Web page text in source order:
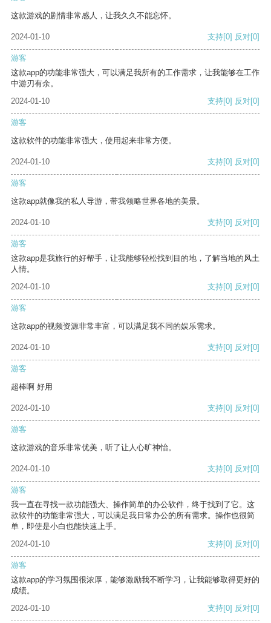
这款游戏的剧情非常感人，让我久久不能忘怀。
2024-01-10 支持[0] 反对[0]
游客
这款app的功能非常强大，可以满足我所有的工作需求，让我能够在工作
中游刃有余。
2024-01-10
支持[0] 反对[0]
游客
这款软件的功能非常强大，使用起来非常方便。
2024-01-10 支持[0] 反对[0]
游客
这款app就像我的私人导游，带我领略世界各地的美景。
2024-01-10 支持[0] 反对[0]
游客
这款app是我旅行的好帮手，让我能够轻松找到目的地，了解当地的风土
人情。
2024-01-10
支持[0] 反对[0]
游客
这款app的视频资源非常丰富，可以满足我不同的娱乐需求。
2024-01-10 支持[0] 反对[0]
游客
超棒啊 好用
2024-01-10 支持[0] 反对[0]
游客
这款游戏的音乐非常优美，听了让人心旷神怡。
2024-01-10 支持[0] 反对[0]
游客
我一直在寻找一款功能强大、操作简单的办公软件，终于找到了它。这
款软件的功能非常强大，可以满足我日常办公的所有需求。操作也很简
单，即使是小白也能快速上手。
2024-01-10
支持[0] 反对[0]
游客
这款app的学习氛围很浓厚，能够激励我不断学习，让我能够取得更好的
成绩。
2024-01-10
支持[0] 反对[0]